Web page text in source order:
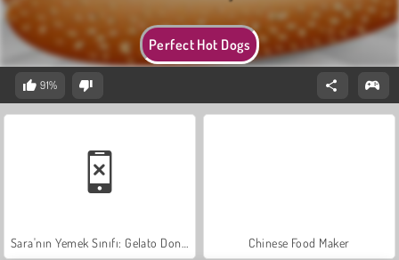
Perfect Hot Dogs
91%
Chinese Food Maker